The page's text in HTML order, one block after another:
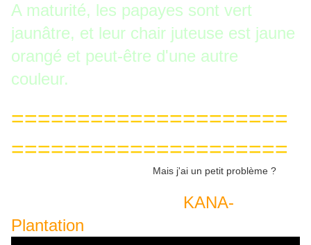
A maturité, les papayes sont vert
jaunâtre, et leur chair juteuse est jaune
orangé et peut-être d'une autre
couleur.
=====================
=====================
Mais j'ai un petit problème ?
KANA-
Plantation